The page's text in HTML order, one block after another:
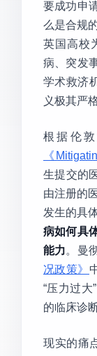
要成功申
么是合规
英国高校
病、突发
学术救济
义极其严格
根据伦
《
生提交的
由注册的
发生的具
病如何具
能力。曼
况政策》
“压力过
的临床诊
现实的痛